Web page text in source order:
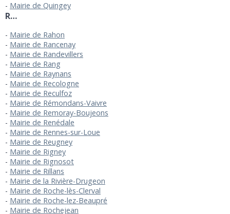
Mairie de Quingey
R…
Mairie de Rahon
Mairie de Rancenay
Mairie de Randevillers
Mairie de Rang
Mairie de Raynans
Mairie de Recologne
Mairie de Reculfoz
Mairie de Rémondans-Vaivre
Mairie de Remoray-Boujeons
Mairie de Renédale
Mairie de Rennes-sur-Loue
Mairie de Reugney
Mairie de Rigney
Mairie de Rignosot
Mairie de Rillans
Mairie de la Rivière-Drugeon
Mairie de Roche-lès-Clerval
Mairie de Roche-lez-Beaupré
Mairie de Rochejean